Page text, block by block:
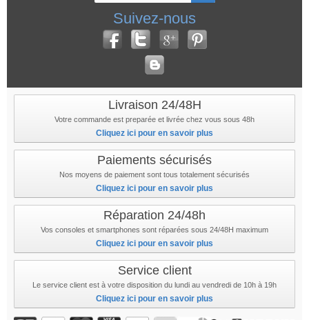
Suivez-nous
Livraison 24/48H
Votre commande est preparée et livrée chez vous sous 48h
Cliquez ici pour en savoir plus
Paiements sécurisés
Nos moyens de paiement sont tous totalement sécurisés
Cliquez ici pour en savoir plus
Réparation 24/48h
Vos consoles et smartphones sont réparées sous 24/48H maximum
Cliquez ici pour en savoir plus
Service client
Le service client est à votre disposition du lundi au vendredi de 10h à 19h
Cliquez ici pour en savoir plus